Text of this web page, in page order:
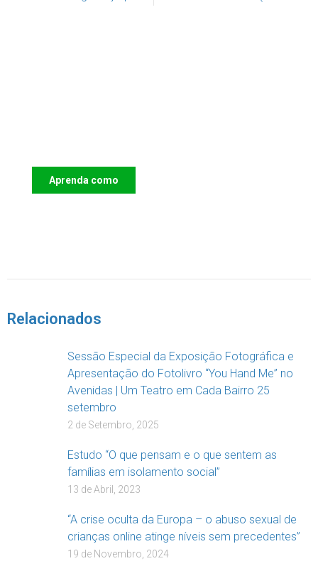
Aprenda como
Relacionados
Sessão Especial da Exposição Fotográfica e
Apresentação do Fotolivro “You Hand Me” no
Avenidas | Um Teatro em Cada Bairro 25
setembro
2 de Setembro, 2025
Estudo “O que pensam e o que sentem as
famílias em isolamento social”
13 de Abril, 2023
“A crise oculta da Europa – o abuso sexual de
crianças online atinge níveis sem precedentes”
19 de Novembro, 2024